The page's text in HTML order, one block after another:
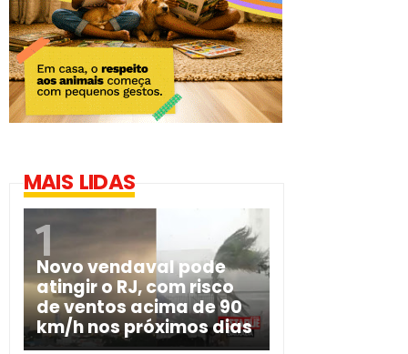
MAIS LIDAS
Novo vendaval pode
atingir o RJ, com risco
de ventos acima de 90
km/h nos próximos dias